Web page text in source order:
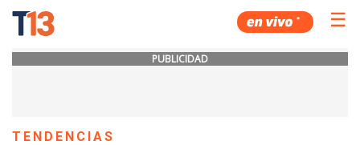
☰
PUBLICIDAD
TENDENCIAS